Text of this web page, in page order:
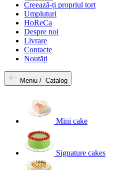
Creează-ți propriul tort
Umpluturi
HoReCa
Despre noi
Livrare
Contacte
Noutăți
Meniu / Catalog
Mini cake
Signature cakes